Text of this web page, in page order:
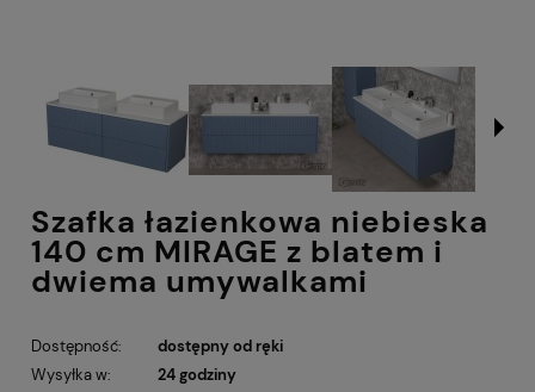
Szafka łazienkowa niebieska
140 cm MIRAGE z blatem i
dwiema umywalkami
Dostępność:
dostępny od ręki
Wysyłka w:
24 godziny